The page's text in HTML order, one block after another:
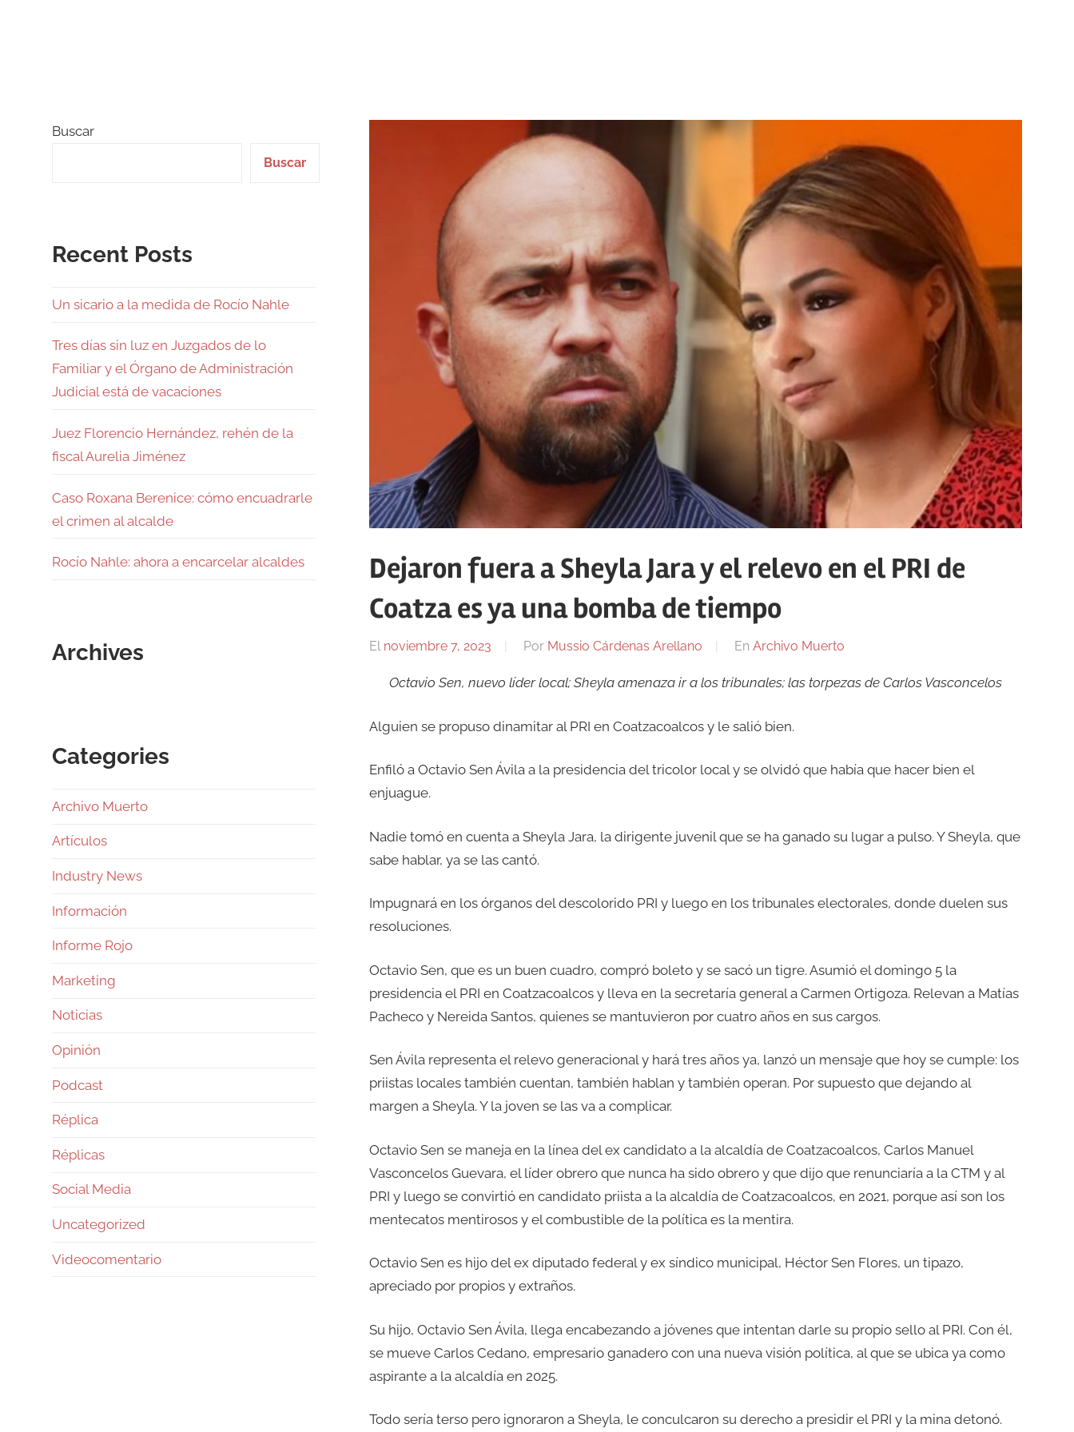
Dejaron fuera a Sheyla Jara y el relevo en el PRI de
Coatza es ya una bomba de tiempo
El noviembre 7, 2023 Por Mussio Cárdenas Arellano En Archivo Muerto
Octavio Sen, nuevo líder local; Sheyla amenaza ir a los tribunales; las torpezas de Carlos Vasconcelos
Alguien se propuso dinamitar al PRI en Coatzacoalcos y le salió bien.
Enfiló a Octavio Sen Ávila a la presidencia del tricolor local y se olvidó que había que hacer bien el
enjuague.
Nadie tomó en cuenta a Sheyla Jara, la dirigente juvenil que se ha ganado su lugar a pulso. Y Sheyla, que
sabe hablar, ya se las cantó.
Impugnará en los órganos del descolorido PRI y luego en los tribunales electorales, donde duelen sus
resoluciones.
Octavio Sen, que es un buen cuadro, compró boleto y se sacó un tigre. Asumió el domingo 5 la
presidencia el PRI en Coatzacoalcos y lleva en la secretaría general a Carmen Ortigoza. Relevan a Matías
Pacheco y Nereida Santos, quienes se mantuvieron por cuatro años en sus cargos.
Sen Ávila representa el relevo generacional y hará tres años ya, lanzó un mensaje que hoy se cumple: los
priistas locales también cuentan, también hablan y también operan. Por supuesto que dejando al
margen a Sheyla. Y la joven se las va a complicar.
Octavio Sen se maneja en la línea del ex candidato a la alcaldía de Coatzacoalcos, Carlos Manuel
Vasconcelos Guevara, el líder obrero que nunca ha sido obrero y que dijo que renunciaría a la CTM y al
PRI y luego se convirtió en candidato priista a la alcaldía de Coatzacoalcos, en 2021, porque así son los
mentecatos mentirosos y el combustible de la política es la mentira.
Octavio Sen es hijo del ex diputado federal y ex síndico municipal, Héctor Sen Flores, un tipazo,
apreciado por propios y extraños.
Su hijo, Octavio Sen Ávila, llega encabezando a jóvenes que intentan darle su propio sello al PRI. Con él,
se mueve Carlos Cedano, empresario ganadero con una nueva visión política, al que se ubica ya como
aspirante a la alcaldía en 2025.
Todo sería terso pero ignoraron a Sheyla, le conculcaron su derecho a presidir el PRI y la mina detonó.
Buscar
Buscar
Recent Posts
Un sicario a la medida de Rocío Nahle
Tres días sin luz en Juzgados de lo
Familiar y el Órgano de Administración
Judicial está de vacaciones
Juez Florencio Hernández, rehén de la
fiscal Aurelia Jiménez
Caso Roxana Berenice: cómo encuadrarle
el crimen al alcalde
Rocío Nahle: ahora a encarcelar alcaldes
Archives
Categories
Archivo Muerto
Artículos
Industry News
Información
Informe Rojo
Marketing
Noticias
Opinión
Podcast
Réplica
Réplicas
Social Media
Uncategorized
Videocomentario